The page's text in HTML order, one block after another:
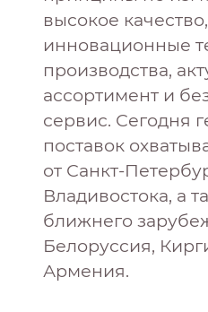
высокое качество,
инновационные
производства,
ассортимент и
сервис. Сегодня
поставок
от Санкт-
Владивостока, а
ближнего
Белоруссия,
Армения.